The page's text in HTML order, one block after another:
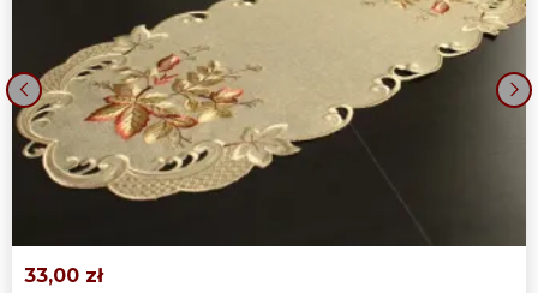
33,00 zł
‹